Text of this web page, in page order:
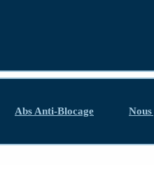
Abs Anti-Blocage